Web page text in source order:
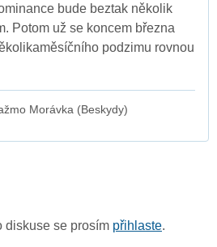
bude beztak několik
Potom už se koncem března
podzimu rovnou
Morávka (Beskydy)
diskuse se prosím přihlaste.